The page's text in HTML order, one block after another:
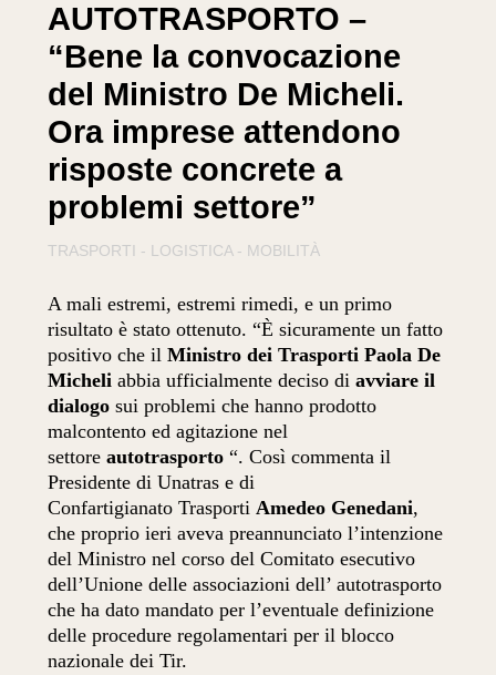
AUTOTRASPORTO –
“Bene la convocazione
del Ministro De Micheli.
Ora imprese attendono
risposte concrete a
problemi settore”
TRASPORTI - LOGISTICA - MOBILITÀ
A mali estremi, estremi rimedi, e un primo
risultato è stato ottenuto. “È sicuramente un fatto
positivo che ilMinistro dei Trasporti Paola De
Micheli abbia ufficialmente deciso diavviare il
dialogo sui problemi che hanno prodotto
malcontento ed agitazione nel
settoreautotrasporto“. Così commenta il
Presidente di Unatras e di
ConfartigianatoTrasporti Amedeo Genedani,
che proprio ieri aveva preannunciato l’intenzione
del Ministro nel corso del Comitato esecutivo
dell’Unione delle associazioni dell’ autotrasporto
che ha dato mandato per l’eventuale definizione
delle procedure regolamentari per il blocco
nazionale dei Tir.